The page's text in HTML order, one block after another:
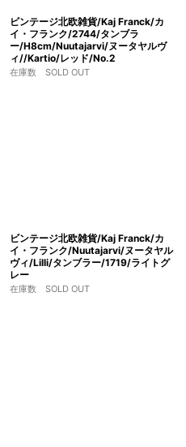
ビンテージ北欧雑貨/Kaj Franck/カ
イ・フランク/2744/タンブラ
ー/H8cm/Nuutajarvi/ヌータヤルヴ
ィ//Kartio/レッド/No.2
在庫数 SOLD OUT
ビンテージ北欧雑貨/Kaj Franck/カ
イ・フランク/Nuutajarvi/ヌータヤル
ヴィ/Lilli/タンブラー/1719/ライトグ
レー
在庫数 SOLD OUT